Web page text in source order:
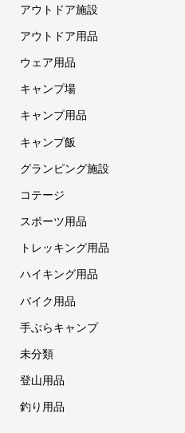
アウトドア施設
アウトドア用品
ウェア用品
キャンプ場
キャンプ用品
キャンプ飯
グランピング施設
コテージ
スポーツ用品
トレッキング用品
ハイキング用品
バイク用品
手ぶらキャンプ
未分類
登山用品
釣り用品